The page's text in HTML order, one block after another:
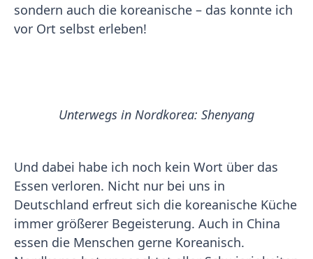
sondern auch die koreanische – das konnte ich
vor Ort selbst erleben!
Unterwegs in Nordkorea: Shenyang
Und dabei habe ich noch kein Wort über das
Essen verloren. Nicht nur bei uns in
Deutschland erfreut sich die koreanische Küche
immer größerer Begeisterung. Auch in China
essen die Menschen gerne Koreanisch.